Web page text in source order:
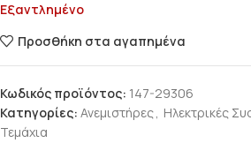
Εξαντλημένο
Προσθήκη στα αγαπημένα
Κωδικός προϊόντος: 147-29306
Κατηγορίες: Ανεμιστήρες, Ηλεκτρικές
Τεμάχια